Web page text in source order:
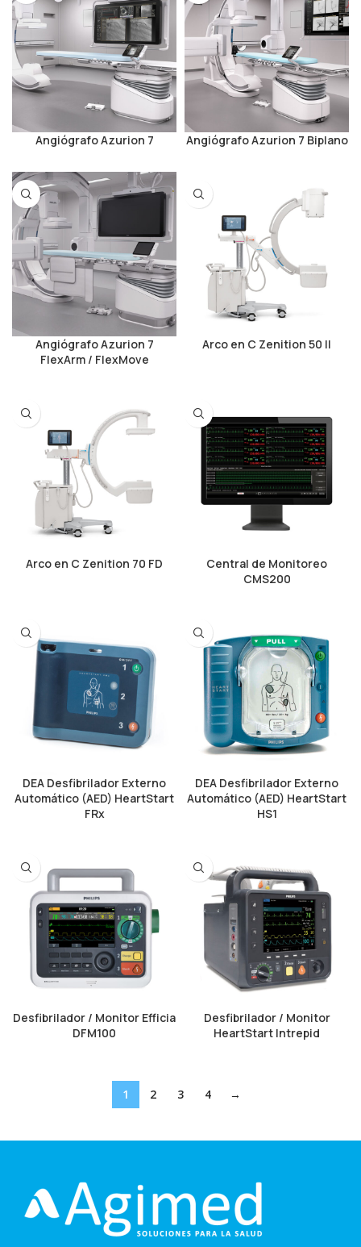
Angiógrafo Azurion 7 Angiógrafo Azurion 7 Biplano
Angiógrafo Azurion 7
FlexArm / FlexMove
Arco en C Zenition 50 II
Arco en C Zenition 70 FD
Central de Monitoreo
CMS200
DEA Desfibrilador Externo
Automático (AED) HeartStart
FRx
DEA Desfibrilador Externo
Automático (AED) HeartStart
HS1
Desfibrilador / Monitor Efficia
DFM100
Desfibrilador / Monitor
HeartStart Intrepid
1 2 3 4 →